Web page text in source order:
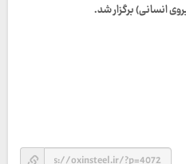
انسانی) برگزار شد.